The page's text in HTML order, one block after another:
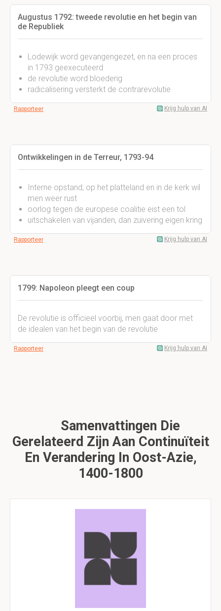
Augustus 1792: tweede revolutie en het begin van
de Republiek
Lodewijk word gevangengezet, en na een proces
in 1793 geexecuteerd
de revolutie word bloederig
radicalisering versterkt de contrarevolutie
Rapporteer Krijg hulp van AI
Ontwikkelingen in de Terreur, 1793-94
Interne opstand; op het platteland en in de kerk wil
men weer rust
oorlog tegen de europese coalitie eist een tol
uitschakelen van vijanden, dan zuivering eigen kring
Rapporteer Krijg hulp van AI
1799: Napoleon pleegt een coup
De revolutie is officieel voorbij, men gaat door met
de idealen van het begin van de revolutie
Rapporteer Krijg hulp van AI
Samenvattingen Die
Gerelateerd Zijn Aan Continuïteit
En Verandering In Oost-Azie,
1400-1800